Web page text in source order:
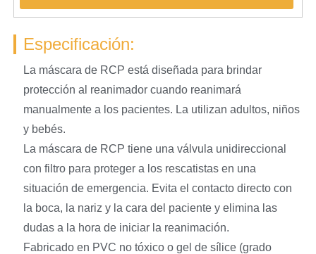
Especificación:
La máscara de RCP está diseñada para brindar
protección al reanimador cuando reanimará
manualmente a los pacientes. La utilizan adultos, niños
y bebés.
La máscara de RCP tiene una válvula unidireccional
con filtro para proteger a los rescatistas en una
situación de emergencia. Evita el contacto directo con
la boca, la nariz y la cara del paciente y elimina las
dudas a la hora de iniciar la reanimación.
Fabricado en PVC no tóxico o gel de sílice (grado